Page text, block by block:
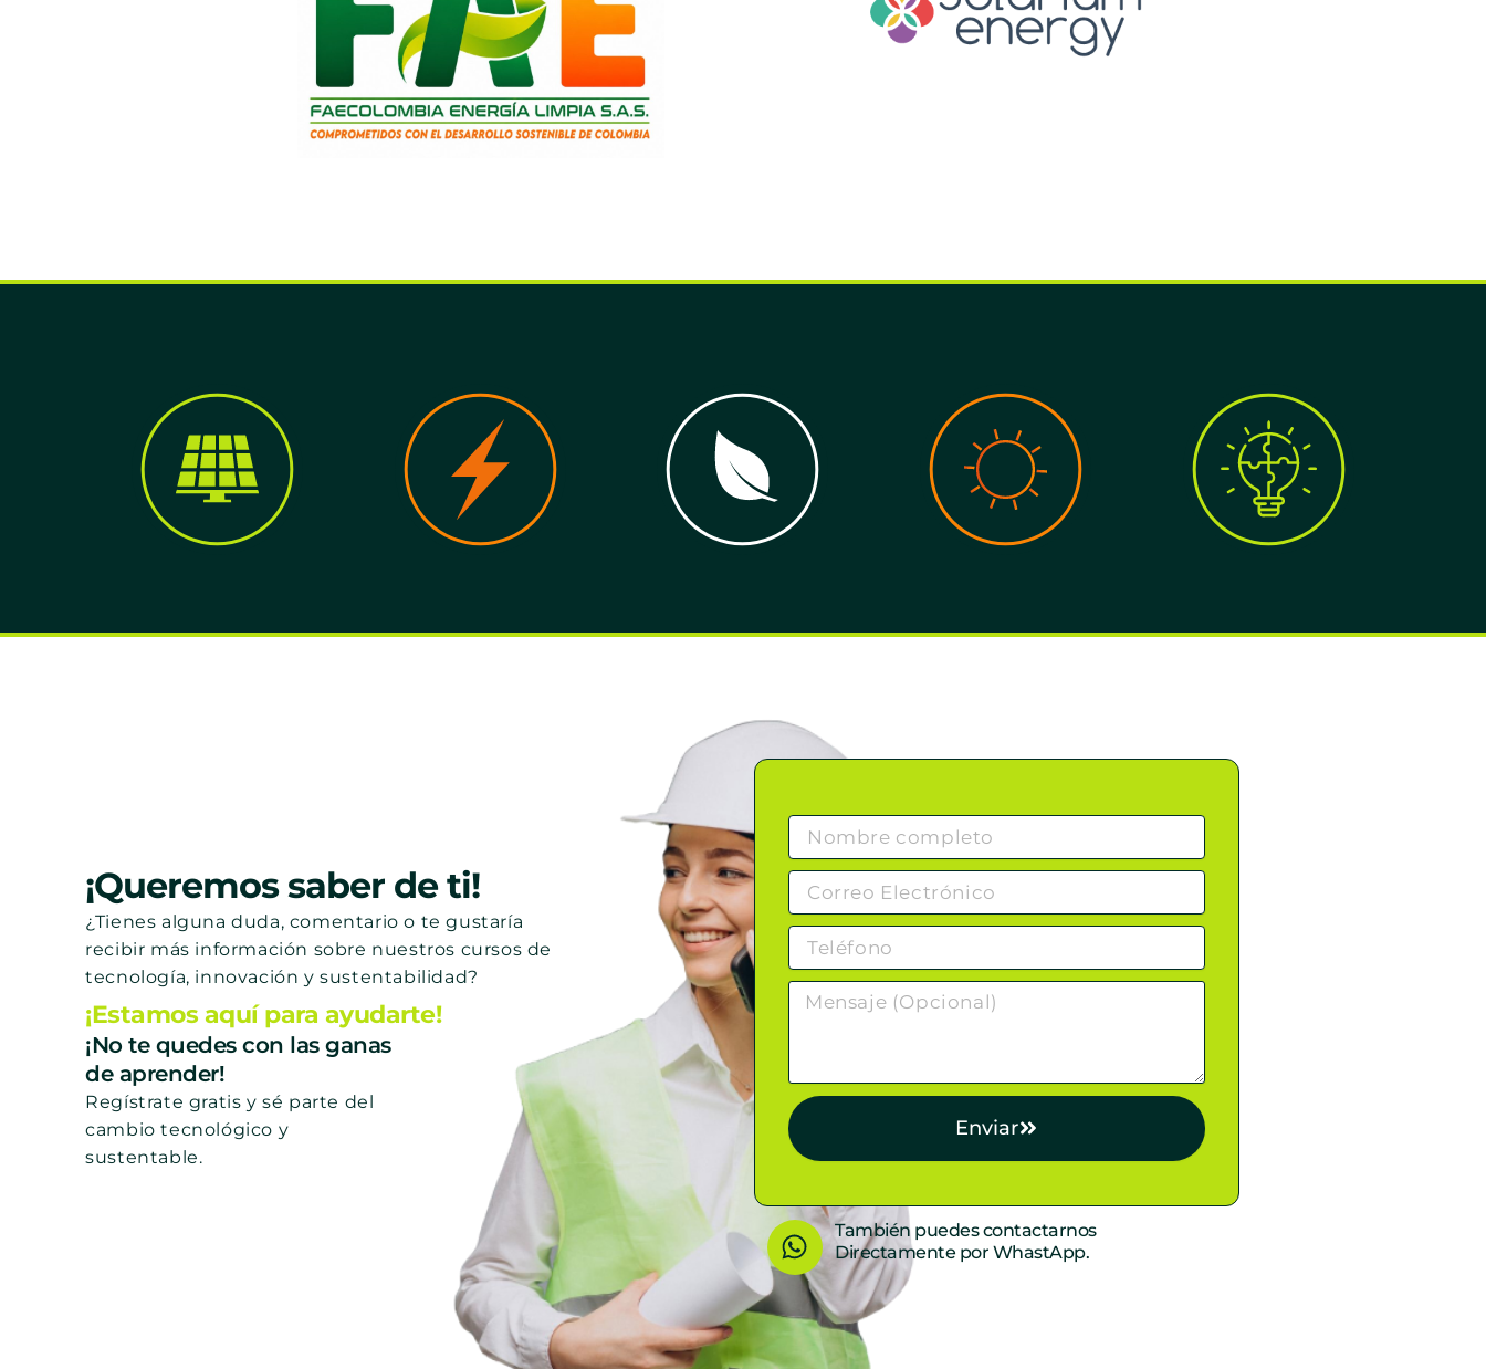
¡Queremos saber de ti!
¿Tienes alguna duda, comentario o te gustaría
recibir más información sobre nuestros cursos de
tecnología, innovación y sustentabilidad?
¡Estamos aquí para ayudarte!
¡No te quedes con las ganas
de aprender!
Regístrate gratis y sé parte del
cambio tecnológico y
sustentable.
Enviar
W
h
a
t
También puedes contactarnos
Directamente por WhastApp.